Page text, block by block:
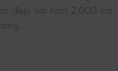
đẹp với hơn 2.000 ca